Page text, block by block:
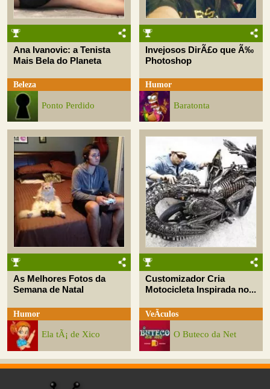
Ana Ivanovic: a Tenista
Mais Bela do Planeta
Beleza
Ponto Perdido
Invejosos DirÃ£o que Ã‰
Photoshop
Humor
Baratonta
As Melhores Fotos da
Semana de Natal
Humor
Ela tÃ¡ de Xico
Customizador Cria
Motocicleta Inspirada no...
VeÃ­culos
O Buteco da Net